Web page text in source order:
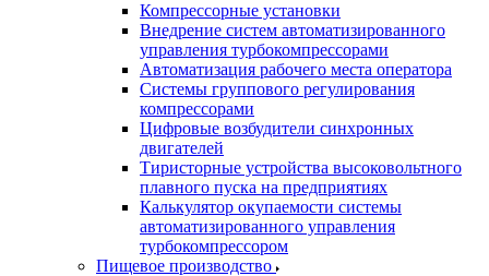
Компрессорные установки
Внедрение систем автоматизированного
управления турбокомпрессорами
Автоматизация рабочего места оператора
Системы группового регулирования
компрессорами
Цифровые возбудители синхронных
двигателей
Тиристорные устройства высоковольтного
плавного пуска на предприятиях
Калькулятор окупаемости системы
автоматизированного управления
турбокомпрессором
Пищевое производство